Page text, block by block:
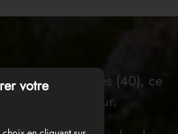
dans les Landes (40), ce
de votre séjour.
votre